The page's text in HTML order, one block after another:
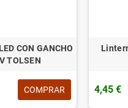
CON GANCHO
TOLSEN
COMPRAR 4,45 €